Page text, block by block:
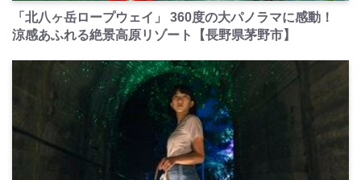
「北八ヶ岳ロープウェイ」 360度の大パノラマに感動！
涼感あふれる絶景高原リゾート【長野県茅野市】